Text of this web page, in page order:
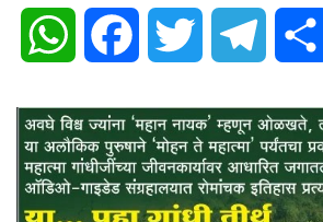
WhatsApp Facebook Twitter Telegram